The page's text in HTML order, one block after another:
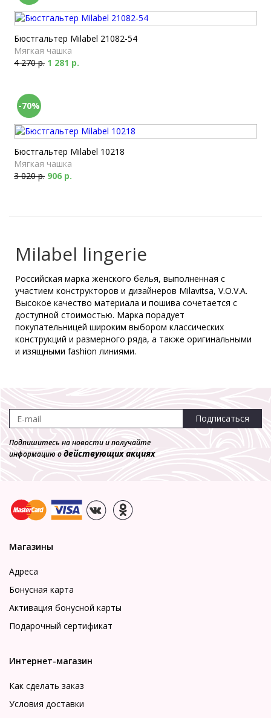
Бюстгальтер Milabel 21082-54
Мягкая чашка
4 270 р. 1 281 р.
-70%
Бюстгальтер Milabel 10218
Мягкая чашка
3 020 р. 906 р.
Milabel lingerie
Российская марка женского белья, выполненная с
участием конструкторов и дизайнеров Milavitsa, V.O.V.A.
Высокое качество материала и пошива сочетается с
доступной стоимостью. Марка порадует
покупательницей широким выбором классических
конструкций и размерного ряда, а также оригинальными
и изящными fashion линиями.
Подписаться
Подпишитесь на новости и получайте
информацию одействующих акциях
Магазины
Адреса
Бонусная карта
Активация бонусной карты
Подарочный сертификат
Интернет-магазин
Как сделать заказ
Условия доставки